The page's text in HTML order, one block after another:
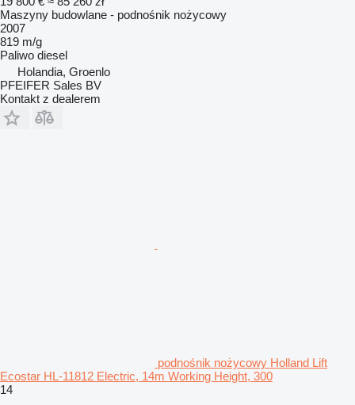
Maszyny budowlane - podnośnik nożycowy
2007
819 m/g
Paliwo diesel
Holandia, Groenlo
PFEIFER Sales BV
Kontakt z dealerem
podnośnik nożycowy Holland Lift
Ecostar HL-11812 Electric, 14m Working Height, 300
14